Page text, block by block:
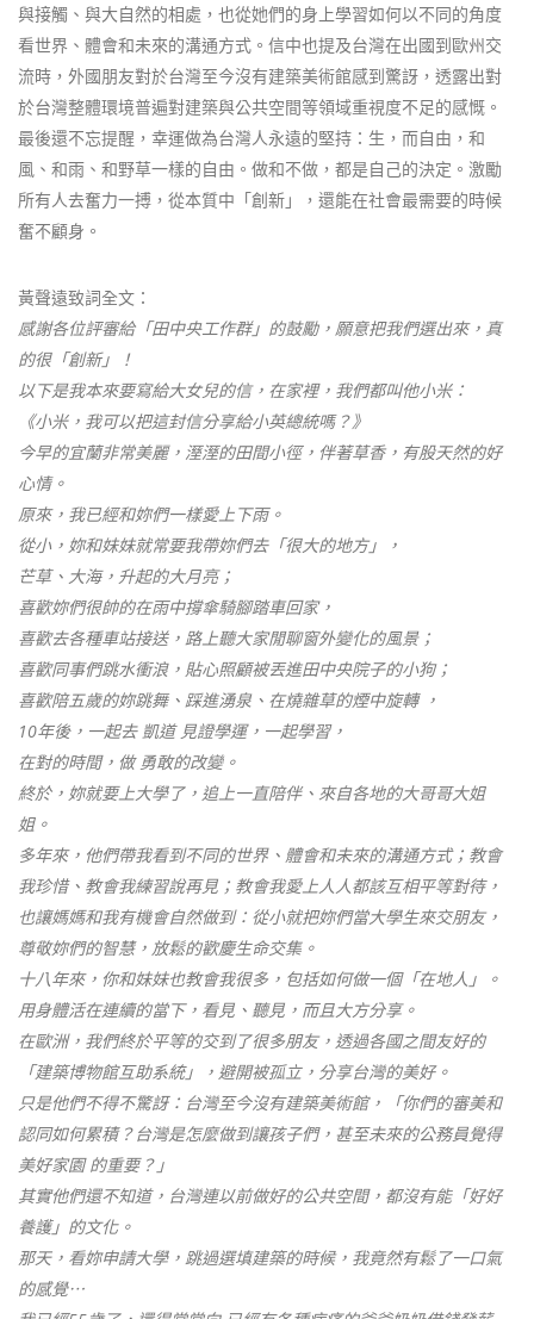
與接觸、與大自然的相處，也從她們的身上學習如何以不同的角度
看世界、體會和未來的溝通方式。信中也提及台灣在出國到歐州交
流時，外國朋友對於台灣至今沒有建築美術館感到驚訝，透露出對
於台灣整體環境普遍對建築與公共空間等領域重視度不足的感慨。
最後還不忘提醒，幸運做為台灣人永遠的堅持：生，而自由，和
風、和雨、和野草一樣的自由。做和不做，都是自己的決定。激勵
所有人去奮力一搏，從本質中「創新」，還能在社會最需要的時候
奮不顧身。
黃聲遠致詞全文：
感謝各位評審給「田中央工作群」的鼓勵，願意把我們選出來，真
的很「創新」！
以下是我本來要寫給大女兒的信，在家裡，我們都叫他小米：
《小米，我可以把這封信分享給小英總統嗎？》
今早的宜蘭非常美麗，溼溼的田間小徑，伴著草香，有股天然的好
心情。
原來，我已經和妳們一樣愛上下雨。
從小，妳和妹妹就常要我帶妳們去「很大的地方」，
芒草、大海，升起的大月亮；
喜歡妳們很帥的在雨中撐傘騎腳踏車回家，
喜歡去各種車站接送，路上聽大家閒聊窗外變化的風景；
喜歡同事們跳水衝浪，貼心照顧被丟進田中央院子的小狗；
喜歡陪五歲的妳跳舞、踩進湧泉、在燒雜草的煙中旋轉 ，
10年後，一起去 凱道 見證學運，一起學習，
在對的時間，做 勇敢的改變。
終於，妳就要上大學了，追上一直陪伴、來自各地的大哥哥大姐
姐。
多年來，他們帶我看到不同的世界、體會和未來的溝通方式；教會
我珍惜、教會我練習說再見；教會我愛上人人都該互相平等對待，
也讓媽媽和我有機會自然做到：從小就把妳們當大學生來交朋友，
尊敬妳們的智慧，放鬆的歡慶生命交集。
十八年來，你和妹妹也教會我很多，包括如何做一個「在地人」。
用身體活在連續的當下，看見、聽見，而且大方分享。
在歐洲，我們終於平等的交到了很多朋友，透過各國之間友好的
「建築博物館互助系統」，避開被孤立，分享台灣的美好。
只是他們不得不驚訝：台灣至今沒有建築美術館，「你們的審美和
認同如何累積？台灣是怎麼做到讓孩子們，甚至未來的公務員覺得
美好家園 的重要？」
其實他們還不知道，台灣連以前做好的公共空間，都沒有能「好好
養護」的文化。
那天，看妳申請大學，跳過選填建築的時候，我竟然有鬆了一口氣
的感覺⋯